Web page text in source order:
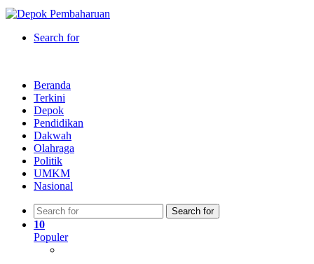
Search for
Beranda
Terkini
Depok
Pendidikan
Dakwah
Olahraga
Politik
UMKM
Nasional
Search for
10
Populer